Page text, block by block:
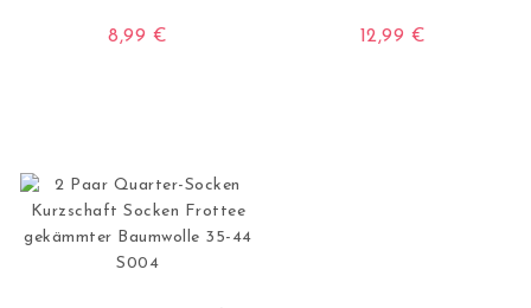
8,99 € 12,99 €